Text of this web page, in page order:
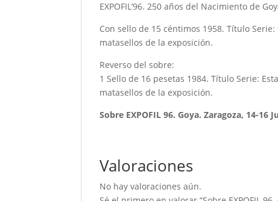
EXPOFIL’96. 250 años del Nacimiento de
Con sello de 15 céntimos 1958. Título Serie:
matasellos de la exposición.
Reverso del sobre:
1 Sello de 16 pesetas 1984. Título Serie:
matasellos de la exposición.
Sobre EXPOFIL 96. Goya. Zaragoza, 14-16
Valoraciones
No hay valoraciones aún.